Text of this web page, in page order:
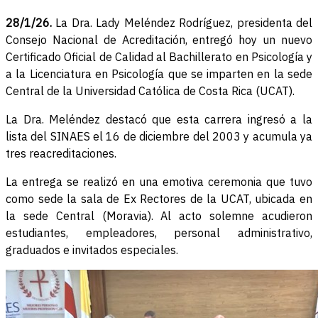
28/1/26. La Dra. Lady Meléndez Rodríguez, presidenta del
Consejo Nacional de Acreditación, entregó hoy un nuevo
Certificado Oficial de Calidad al Bachillerato en Psicología y
a la Licenciatura en Psicología que se imparten en la sede
Central de la Universidad Católica de Costa Rica (UCAT).
La Dra. Meléndez destacó que esta carrera ingresó a la
lista del SINAES el 16 de diciembre del 2003 y acumula ya
tres reacreditaciones.
La entrega se realizó en una emotiva ceremonia que tuvo
como sede la sala de Ex Rectores de la UCAT, ubicada en
la sede Central (Moravia). Al acto solemne acudieron
estudiantes, empleadores, personal administrativo,
graduados e invitados especiales.